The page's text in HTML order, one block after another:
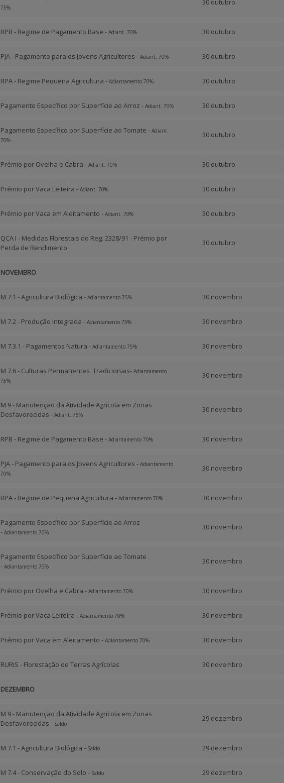
75%
30 outubro
RPB - Regime de Pagamento Base - Adiant. 70% 30 outubro
PJA - Pagamento para os Jovens Agricultores - Adiant. 70% 30 outubro
RPA - Regime Pequena Agricultura - Adiantamento 70% 30 outubro
Pagamento Específico por Superfície ao Arroz - Adiant. 70% 30 outubro
Pagamento Específico por Superfície ao Tomate - Adiant.
70%
30 outubro
Prémio por Ovelha e Cabra - Adiant. 70% 30 outubro
Prémio por Vaca Leiteira - Adiant. 70% 30 outubro
Prémio por Vaca em Aleitamento - Adiant. 70% 30 outubro
QCA I - Medidas Florestais do Reg. 2328/91 - Prémio por
Perda de Rendimento
30 outubro
NOVEMBRO
M 7.1 - Agricultura Biológica - Adiantamento 75% 30 novembro
M 7.2 - Produção Integrada - Adiantamento 75% 30 novembro
M 7.3.1 - Pagamentos Natura - Adiantamento 75% 30 novembro
M 7.6 - Culturas Permanentes Tradicionais- Adiantamento
75%
30 novembro
M 9 - Manutenção da Atividade Agrícola em Zonas
Desfavorecidas - Adiant. 75%
30 novembro
RPB - Regime de Pagamento Base - Adiantamento 70% 30 novembro
PJA - Pagamento para os Jovens Agricultores - Adiantamento
70%
30 novembro
RPA - Regime de Pequena Agricultura - Adiantamento 70% 30 novembro
Pagamento Específico por Superfície ao Arroz
- Adiantamento 70%
30 novembro
Pagamento Específico por Superfície ao Tomate
- Adiantamento 70%
30 novembro
Prémio por Ovelha e Cabra - Adiantamento 70% 30 novembro
Prémio por Vaca Leiteira - Adiantamento 70% 30 novembro
Prémio por Vaca em Aleitamento - Adiantamento 70% 30 novembro
RURIS - Florestação de Terras Agrícolas 30 novembro
DEZEMBRO
M 9 - Manutenção da Atividade Agrícola em Zonas
Desfavorecidas - Saldo
29 dezembro
M 7.1 - Agricultura Biológica - Saldo 29 dezembro
M 7.4 - Conservação do Solo - Saldo 29 dezembro